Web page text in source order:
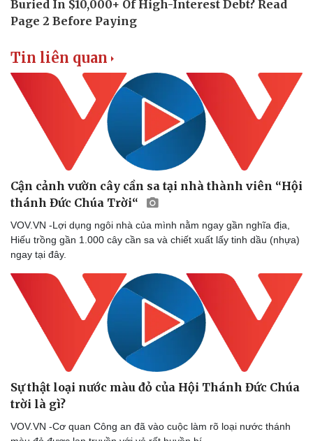
Thông tin doanh nghiệp
Doanh nghiệp 24h
Doanh nhân
Vì cộng đồng
Tin Công nghệ
Trải nghiệm
Chuyển đổi số
Tin liên quan
Cận cảnh vườn cây cần sa tại nhà thành viên “Hội
thánh Đức Chúa Trời“
VOV.VN -Lợi dụng ngôi nhà của mình nằm ngay gần nghĩa địa,
Hiếu trồng gần 1.000 cây cần sa và chiết xuất lấy tinh dầu (nhựa)
ngay tại đây.
Sự thật loại nước màu đỏ của Hội Thánh Đức Chúa
trời là gì?
VOV.VN -Cơ quan Công an đã vào cuộc làm rõ loại nước thánh